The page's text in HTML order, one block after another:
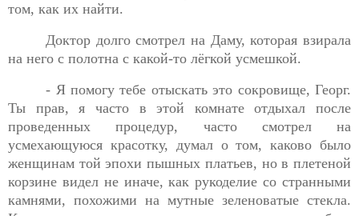
том, как их найти.
Доктор долго смотрел на Даму, которая взирала
на него с полотна с какой-то лёгкой усмешкой.
- Я помогу тебе отыскать это сокровище, Георг.
Ты прав, я часто в этой комнате отдыхал после
проведенных процедур, часто смотрел на
усмехающуюся красотку, думал о том, каково было
женщинам той эпохи пышных платьев, но в плетеной
корзине видел не иначе, как рукоделие со странными
камнями, похожими на мутные зеленоватые стекла.